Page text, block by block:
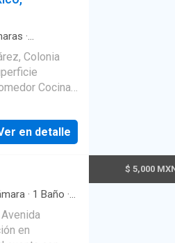
·
Colonia
Cocina
en detalle
· 1 Baño ·
en
$ 5,000